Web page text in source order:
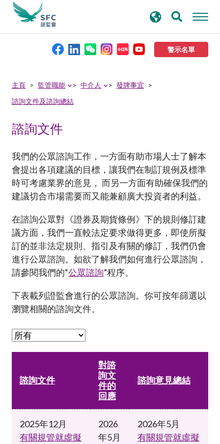
警示名單
本會簡介
資料庫
新聞稿及公布
加入本會
尋
主頁 監管職能 中介人
發牌事宜
諮詢文件及諮詢總結
諮詢文件
我們的公眾諮詢工作，一方面有助市場人士了解本
會提出各項建議的目標，讓我們在制訂規例及標準
時可考慮業界的意見， 而另一方面有助確保我們的
建議切合市場需要而又能兼顧廣大投資者的利益。
在諮詢公眾對《證券及期貨條例》下的規則修訂建
議方面，我們一直較法定要求做得更多，即使所擬
訂的並非法定規則、指引及有關的修訂，我們仍會
進行公眾諮詢。如欲了解我們如何進行公眾諮詢，
請參閱我們的“公眾諮詢”程序。
下表載列證監會進行的公眾諮詢。你可按年篩選以
瀏覽相關的諮詢文件。
諮詢文件
對諮
詢文
件的
回應
諮詢意見總結
2025年12月
有關規管就虛擬
2026
年5月
2026年5月
有關規管就虛擬